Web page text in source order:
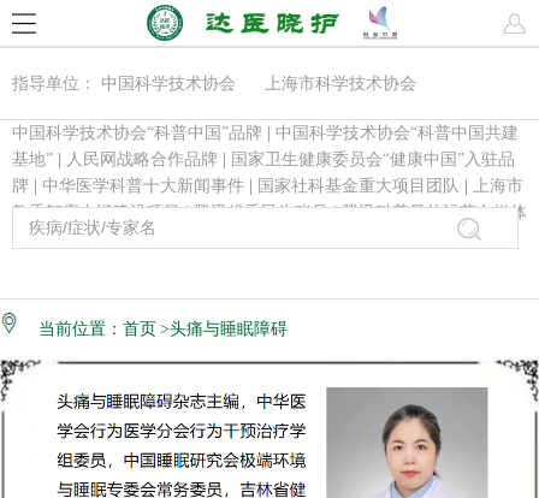
指导单位： 中国科学技术协会 上海市科学技术协会
中国科学技术协会“科普中国”品牌
中国科学技术协会“科普中国共建
基地”
人民网战略合作品牌
国家卫生健康委员会“健康中国”入驻品
牌
中华医学科普十大新闻事件 国家社科基金重大项目团队
上海市
教委智库内涵建设项目|腾讯优秀民生账号|腾讯科普最佳运营自媒体
当前位置： 首页 >头痛与睡眠障碍